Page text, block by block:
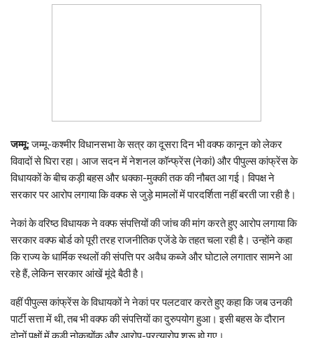
जम्मू:जम्मू-कश्मीर विधानसभा के सत्र का दूसरा दिन भी वक्फ कानून को लेकर
विवादों से घिरा रहा। आज सदन में नेशनल कॉन्फ्रेंस (नेकां) और पीपुल्स कांफ्रेंस के
विधायकों के बीच कड़ी बहस और धक्का-मुक्की तक की नौबत आ गई। विपक्ष ने
सरकार पर आरोप लगाया कि वक्फ से जुड़े मामलों में पारदर्शिता नहीं बरती जा रही है।
नेकां के वरिष्ठ विधायक ने वक्फ संपत्तियों की जांच की मांग करते हुए आरोप लगाया कि
सरकार वक्फ बोर्ड को पूरी तरह राजनीतिक एजेंडे के तहत चला रही है। उन्होंने कहा
कि राज्य के धार्मिक स्थलों की संपत्ति पर अवैध कब्जे और घोटाले लगातार सामने आ
रहे हैं, लेकिन सरकार आंखें मूंदे बैठी है।
वहीं पीपुल्स कांफ्रेंस के विधायकों ने नेकां पर पलटवार करते हुए कहा कि जब उनकी
पार्टी सत्ता में थी, तब भी वक्फ की संपत्तियों का दुरुपयोग हुआ। इसी बहस के दौरान
दोनों पक्षों में कड़ी नोकझोंक और आरोप-प्रत्यारोप शुरू हो गए।